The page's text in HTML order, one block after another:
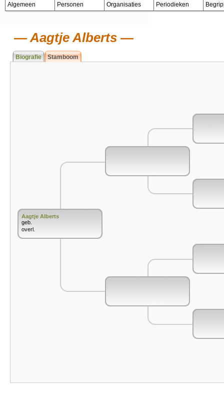
Algemeen Personen Organisaties Periodieken
Aagtje Alberts
Biografie Stamboom
Aagtje Alberts
geb.
overl.